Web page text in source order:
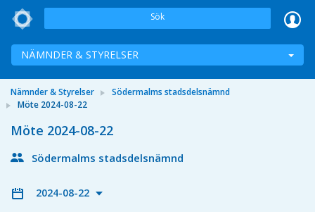
Sök
NÄMNDER & STYRELSER
Nämnder & Styrelser
Södermalms stadsdelsnämnd
Möte 2024-08-22
Möte 2024-08-22
Södermalms stadsdelsnämnd
2024-08-22